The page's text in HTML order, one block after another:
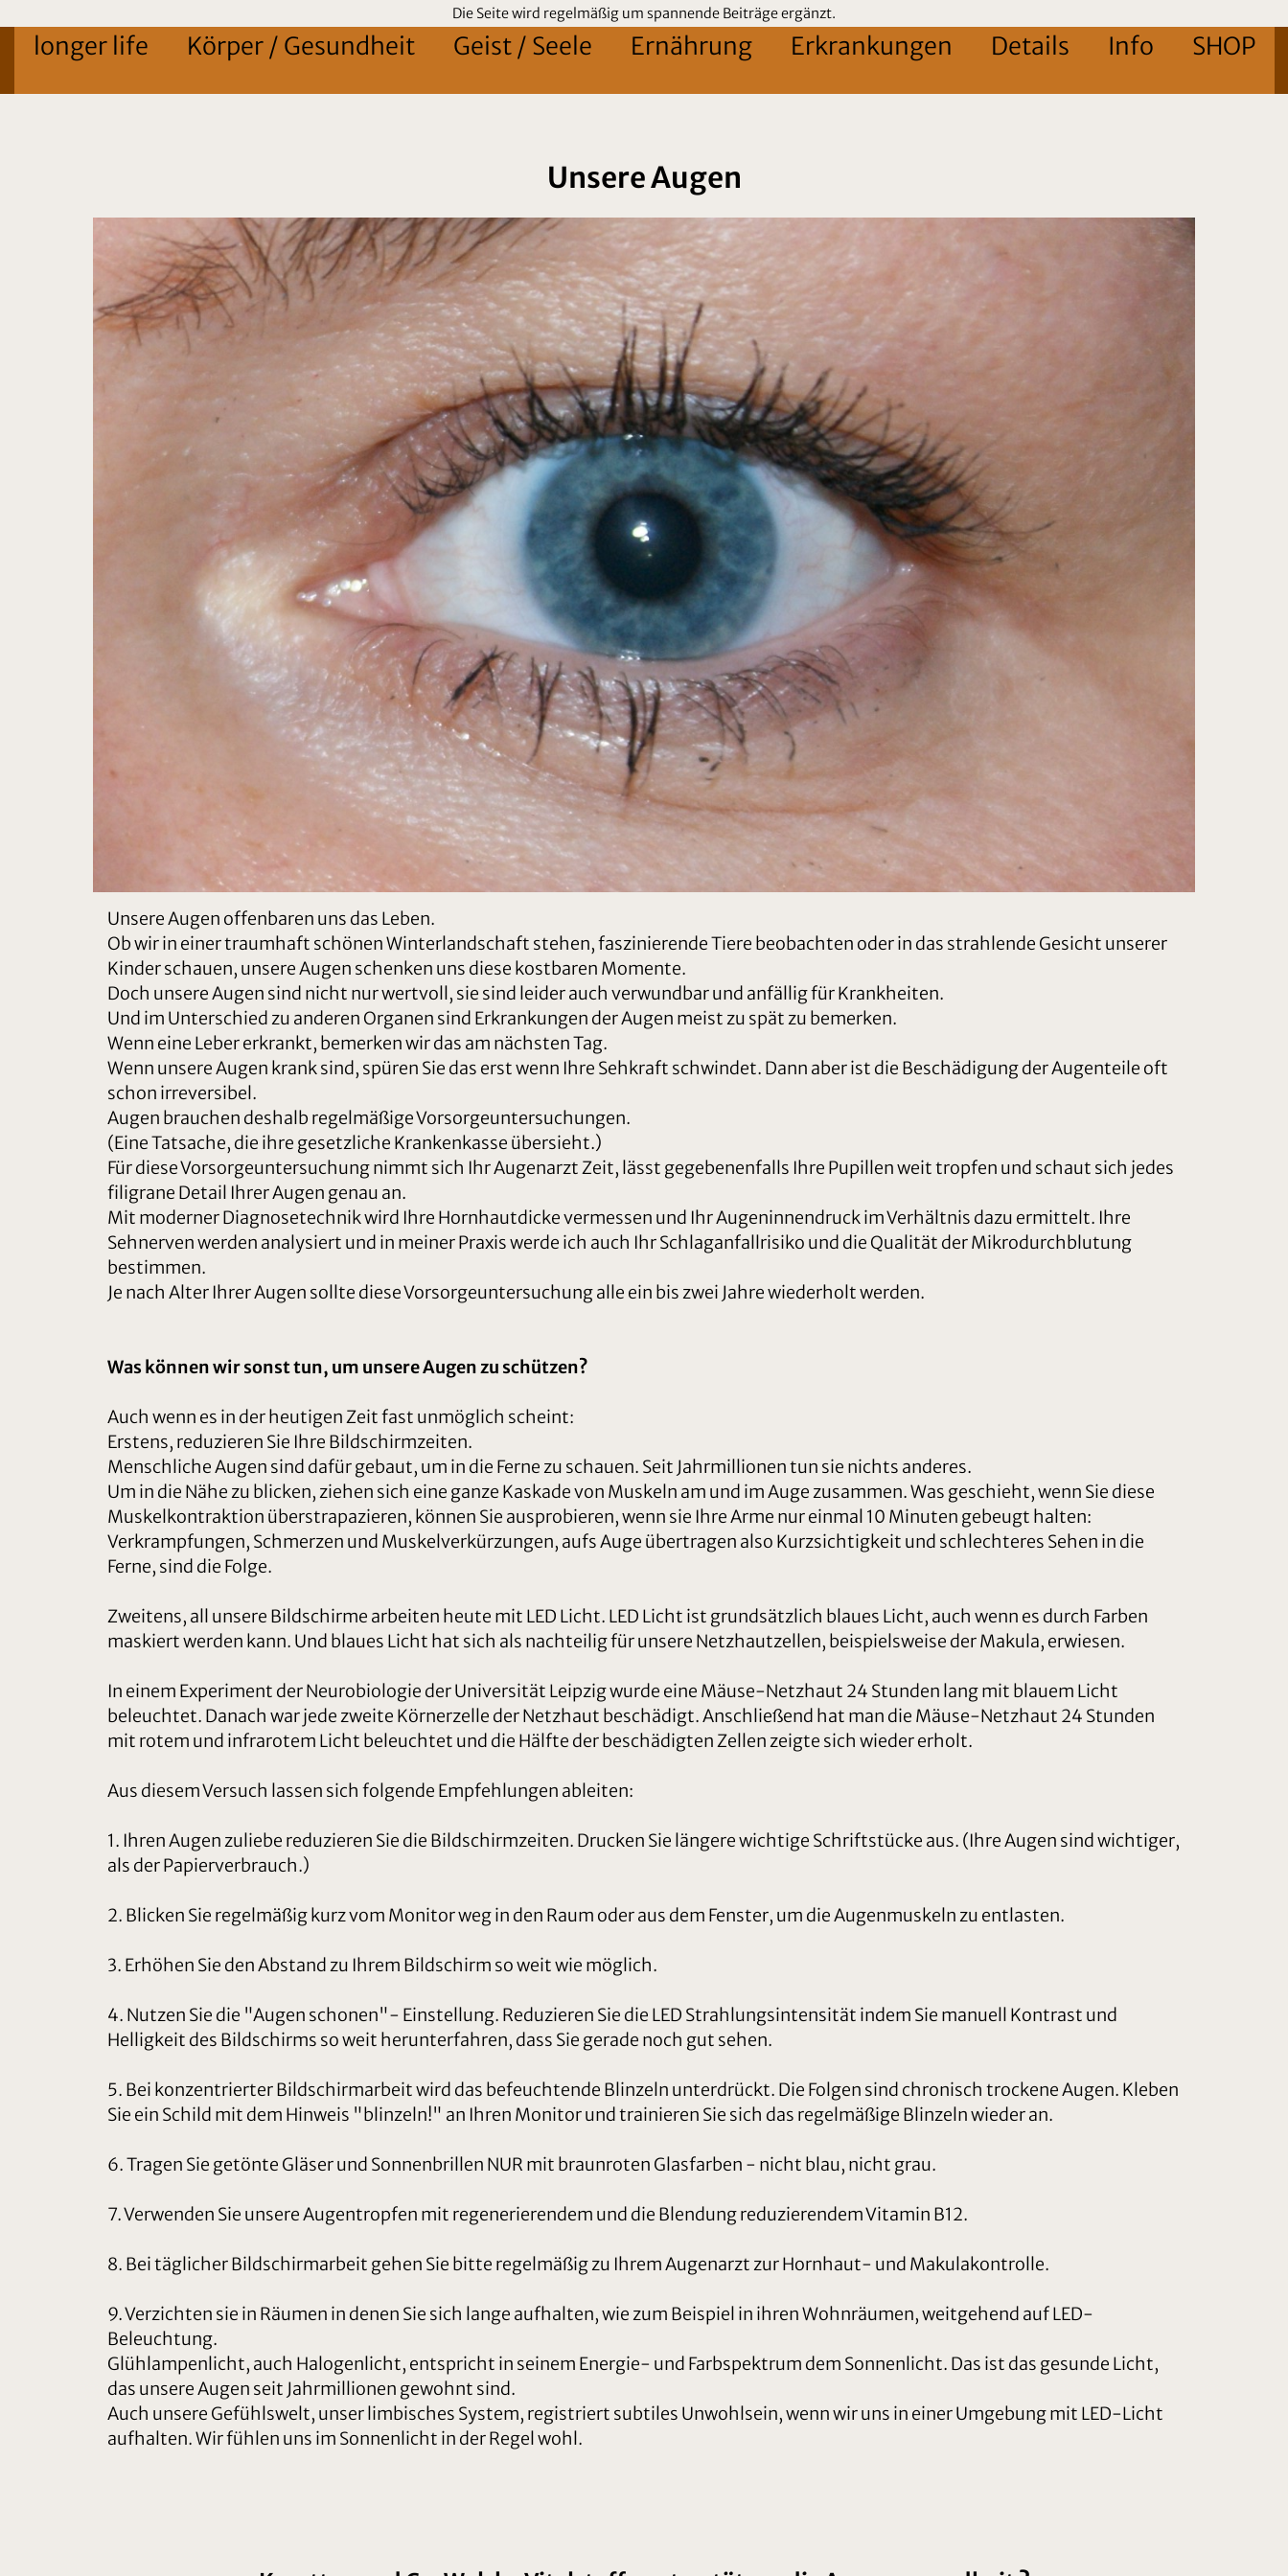
Die Seite wird regelmäßig um spannende Beiträge ergänzt.
longer life Körper / Gesundheit Geist / Seele Ernährung Erkrankungen Details Info SHOP
Unsere Augen
Unsere Augen offenbaren uns das Leben.
Ob wir in einer traumhaft schönen Winterlandschaft stehen, faszinierende Tiere beobachten oder in das strahlende Gesicht unserer
Kinder schauen, unsere Augen schenken uns diese kostbaren Momente.
Doch unsere Augen sind nicht nur wertvoll, sie sind leider auch verwundbar und anfällig für Krankheiten.
Und im Unterschied zu anderen Organen sind Erkrankungen der Augen meist zu spät zu bemerken.
Wenn eine Leber erkrankt, bemerken wir das am nächsten Tag.
Wenn unsere Augen krank sind, spüren Sie das erst wenn Ihre Sehkraft schwindet. Dann aber ist die Beschädigung der Augenteile oft
schon irreversibel.
Augen brauchen deshalb regelmäßige Vorsorgeuntersuchungen.
(Eine Tatsache, die ihre gesetzliche Krankenkasse übersieht.)
Für diese Vorsorgeuntersuchung nimmt sich Ihr Augenarzt Zeit, lässt gegebenenfalls Ihre Pupillen weit tropfen und schaut sich jedes
filigrane Detail Ihrer Augen genau an.
Mit moderner Diagnosetechnik wird Ihre Hornhautdicke vermessen und Ihr Augeninnendruck im Verhältnis dazu ermittelt. Ihre
Sehnerven werden analysiert und in meiner Praxis werde ich auch Ihr Schlaganfallrisiko und die Qualität der Mikrodurchblutung
bestimmen.
Je nach Alter Ihrer Augen sollte diese Vorsorgeuntersuchung alle ein bis zwei Jahre wiederholt werden.
Was können wir sonst tun, um unsere Augen zu schützen?
Auch wenn es in der heutigen Zeit fast unmöglich scheint:
Erstens, reduzieren Sie Ihre Bildschirmzeiten.
Menschliche Augen sind dafür gebaut, um in die Ferne zu schauen. Seit Jahrmillionen tun sie nichts anderes.
Um in die Nähe zu blicken, ziehen sich eine ganze Kaskade von Muskeln am und im Auge zusammen. Was geschieht, wenn Sie diese
Muskelkontraktion überstrapazieren, können Sie ausprobieren, wenn sie Ihre Arme nur einmal 10 Minuten gebeugt halten:
Verkrampfungen, Schmerzen und Muskelverkürzungen, aufs Auge übertragen also Kurzsichtigkeit und schlechteres Sehen in die
Ferne, sind die Folge.
Zweitens, all unsere Bildschirme arbeiten heute mit LED Licht. LED Licht ist grundsätzlich blaues Licht, auch wenn es durch Farben
maskiert werden kann. Und blaues Licht hat sich als nachteilig für unsere Netzhautzellen, beispielsweise der Makula, erwiesen.
In einem Experiment der Neurobiologie der Universität Leipzig wurde eine Mäuse-Netzhaut 24 Stunden lang mit blauem Licht
beleuchtet. Danach war jede zweite Körnerzelle der Netzhaut beschädigt. Anschließend hat man die Mäuse-Netzhaut 24 Stunden
mit rotem und infrarotem Licht beleuchtet und die Hälfte der beschädigten Zellen zeigte sich wieder erholt.
Aus diesem Versuch lassen sich folgende Empfehlungen ableiten:
1. Ihren Augen zuliebe reduzieren Sie die Bildschirmzeiten. Drucken Sie längere wichtige Schriftstücke aus. (Ihre Augen sind wichtiger,
als der Papierverbrauch.)
2. Blicken Sie regelmäßig kurz vom Monitor weg in den Raum oder aus dem Fenster, um die Augenmuskeln zu entlasten.
3. Erhöhen Sie den Abstand zu Ihrem Bildschirm so weit wie möglich.
4. Nutzen Sie die "Augen schonen"- Einstellung. Reduzieren Sie die LED Strahlungsintensität indem Sie manuell Kontrast und
Helligkeit des Bildschirms so weit herunterfahren, dass Sie gerade noch gut sehen.
5. Bei konzentrierter Bildschirmarbeit wird das befeuchtende Blinzeln unterdrückt. Die Folgen sind chronisch trockene Augen. Kleben
Sie ein Schild mit dem Hinweis "blinzeln!" an Ihren Monitor und trainieren Sie sich das regelmäßige Blinzeln wieder an.
6. Tragen Sie getönte Gläser und Sonnenbrillen NUR mit braunroten Glasfarben - nicht blau, nicht grau.
7. Verwenden Sie unsere Augentropfen mit regenerierendem und die Blendung reduzierendem Vitamin B12.
8. Bei täglicher Bildschirmarbeit gehen Sie bitte regelmäßig zu Ihrem Augenarzt zur Hornhaut- und Makulakontrolle.
9. Verzichten sie in Räumen in denen Sie sich lange aufhalten, wie zum Beispiel in ihren Wohnräumen, weitgehend auf LED-
Beleuchtung.
Glühlampenlicht, auch Halogenlicht, entspricht in seinem Energie- und Farbspektrum dem Sonnenlicht. Das ist das gesunde Licht,
das unsere Augen seit Jahrmillionen gewohnt sind.
Auch unsere Gefühlswelt, unser limbisches System, registriert subtiles Unwohlsein, wenn wir uns in einer Umgebung mit LED-Licht
aufhalten. Wir fühlen uns im Sonnenlicht in der Regel wohl.